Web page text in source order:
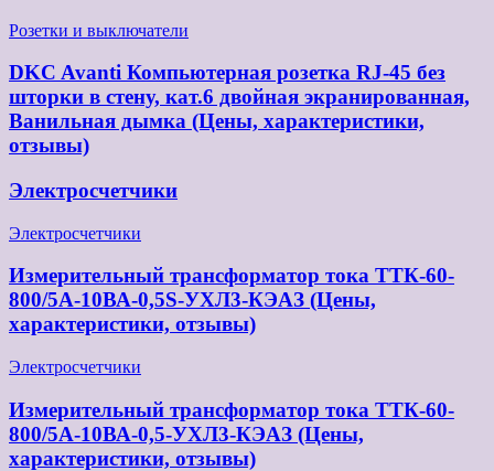
Розетки и выключатели
DKC Avanti Компьютерная розетка RJ-45 без
шторки в стену, кат.6 двойная экранированная,
Ванильная дымка (Цены, характеристики,
отзывы)
Электросчетчики
Электросчетчики
Измерительный трансформатор тока ТТК-60-
800/5А-10ВА-0,5S-УХЛ3-КЭАЗ (Цены,
характеристики, отзывы)
Электросчетчики
Измерительный трансформатор тока ТТК-60-
800/5А-10ВА-0,5-УХЛ3-КЭАЗ (Цены,
характеристики, отзывы)